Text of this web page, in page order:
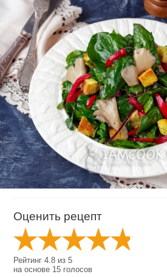
Оценить рецепт
Рейтинг4.8 из5
на основе 15 голосов